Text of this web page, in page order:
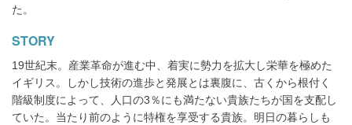
ア
す
る
た。
STORY
19世紀末。産業革命が進む中、着実に勢力を拡大し栄華を極めた
イギリス。しかし技術の進歩と発展とは裏腹に、古くから根付く
階級制度によって、人口の3％にも満たない貴族たちが国を支配し
ていた。当たり前のように特権を享受する貴族。明日の暮らしも